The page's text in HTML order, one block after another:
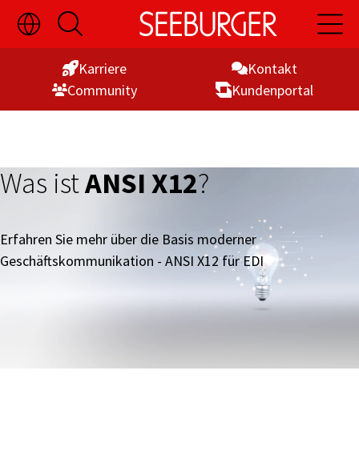
Skip
to
Sprachauswahl
ein-/ausblenden
Suche
öffnen
öffnen
Kontakt
Karriere
Kunden­portal
Commu­nity
Was istANSI X12?
Erfahren Sie mehr über die Basis moderner
Geschäftskommunikation - ANSI X12 für EDI